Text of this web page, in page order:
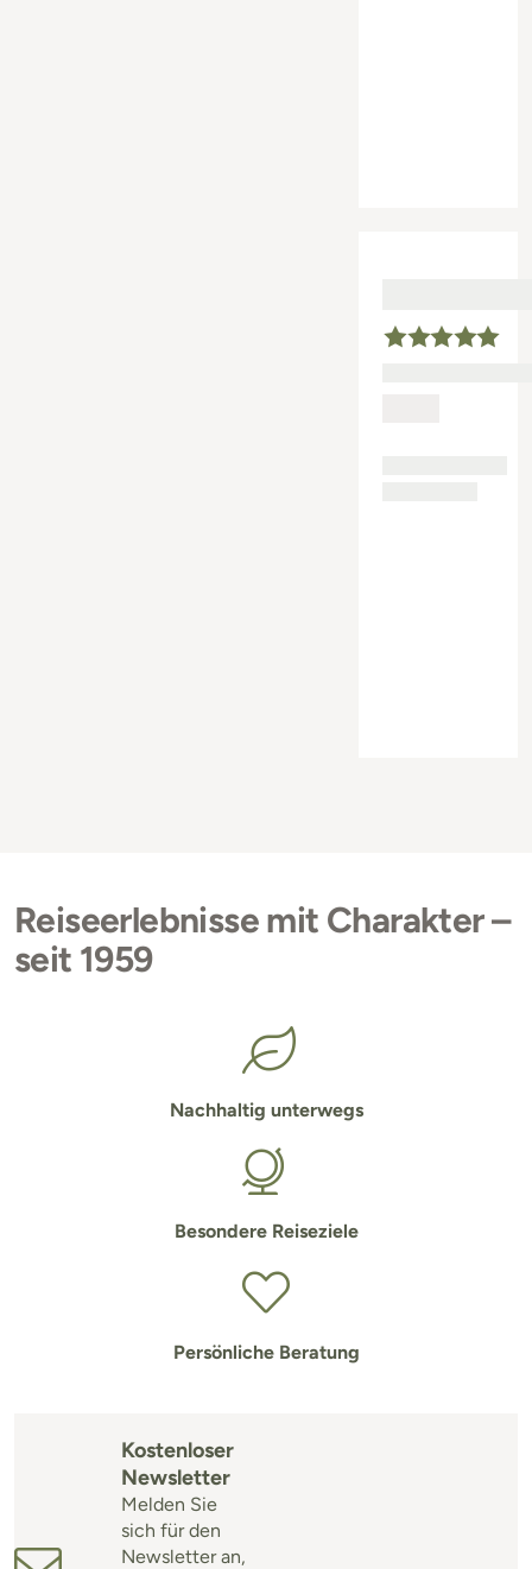
Reiseerlebnisse mit Charakter –
seit 1959
Nachhaltig unterwegs
Besondere Reiseziele
Persönliche Beratung
Kostenloser
Newsletter
Melden Sie
sich für den
Newsletter an,